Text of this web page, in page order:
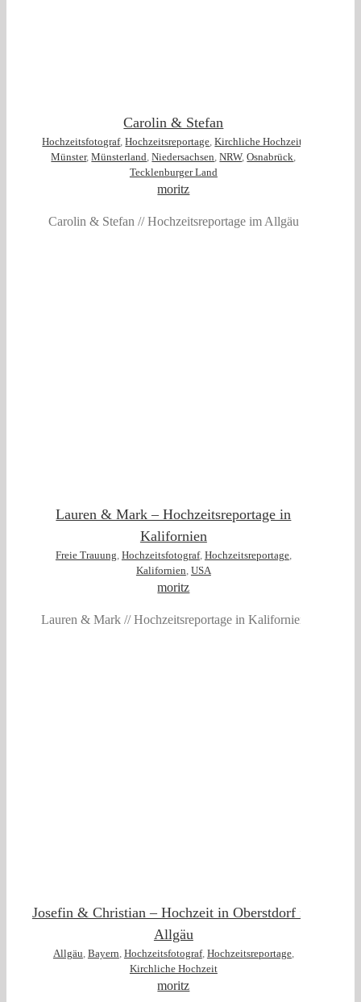
Carolin & Stefan
Hochzeitsfotograf,Hochzeitsreportage,Kirchliche Hochzeit
Münster,Münsterland,Niedersachsen,NRW,Osnabrück,
Tecklenburger Land
moritz
Carolin & Stefan // Hochzeitsreportage im Allgäu
Lauren & Mark – Hochzeitsreportage in
Kalifornien
Freie Trauung, Hochzeitsfotograf, Hochzeitsreportage,
Kalifornien, USA
moritz
Lauren & Mark // Hochzeitsreportage in Kalifornien
Josefin & Christian – Hochzeit in Oberstdorf im
Allgäu
Allgäu, Bayern, Hochzeitsfotograf, Hochzeitsreportage,
Kirchliche Hochzeit
moritz